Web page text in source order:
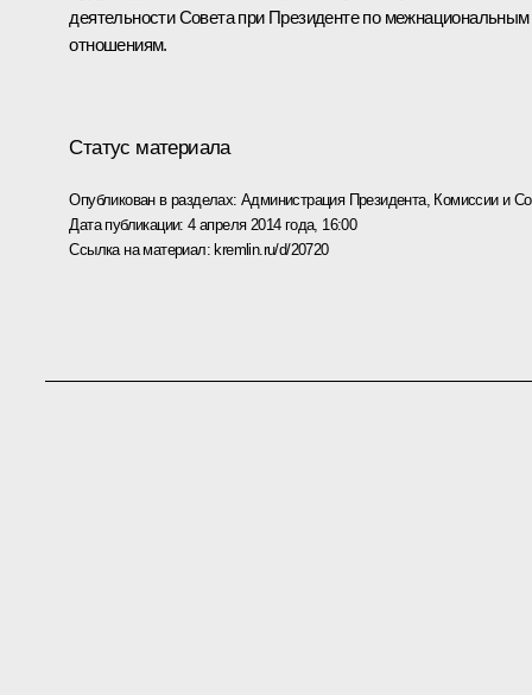
деятельности Совета при Президенте по межнациональным
отношениям.
Статус материала
Опубликован в разделах: Администрация Президента, Комиссии и
Дата публикации:4 апреля 2014 года, 16:00
Ссылка на материал: kremlin.ru/d/20720